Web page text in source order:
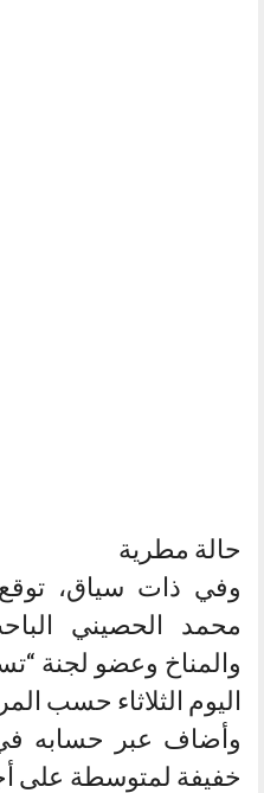
حالة مطرية
وفي ذات سياق، توقع
محمد الحصيني
والمناخ وعضو لجنة
اليوم الثلاثاء حسب
وأضاف عبر حسابه
خفيفة لمتوسطة على